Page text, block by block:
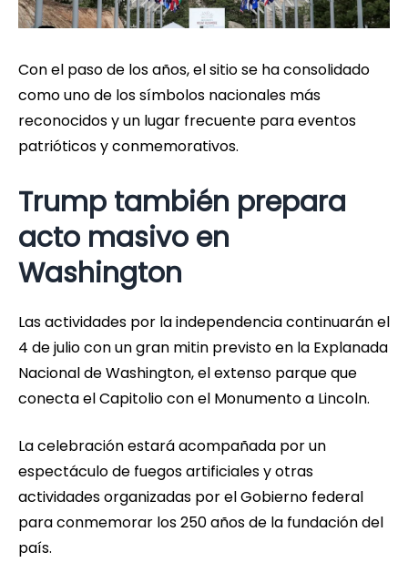
Con el paso de los años, el sitio se ha consolidado
como uno de los símbolos nacionales más
reconocidos y un lugar frecuente para eventos
patrióticos y conmemorativos.
Trump también prepara
acto masivo en
Washington
Las actividades por la independencia continuarán el
4 de julio con un gran mitin previsto en la Explanada
Nacional de Washington, el extenso parque que
conecta el Capitolio con el Monumento a Lincoln.
La celebración estará acompañada por un
espectáculo de fuegos artificiales y otras
actividades organizadas por el Gobierno federal
para conmemorar los 250 años de la fundación del
país.